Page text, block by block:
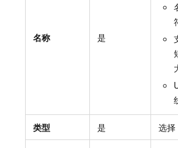
名称 是
类型 是 选择